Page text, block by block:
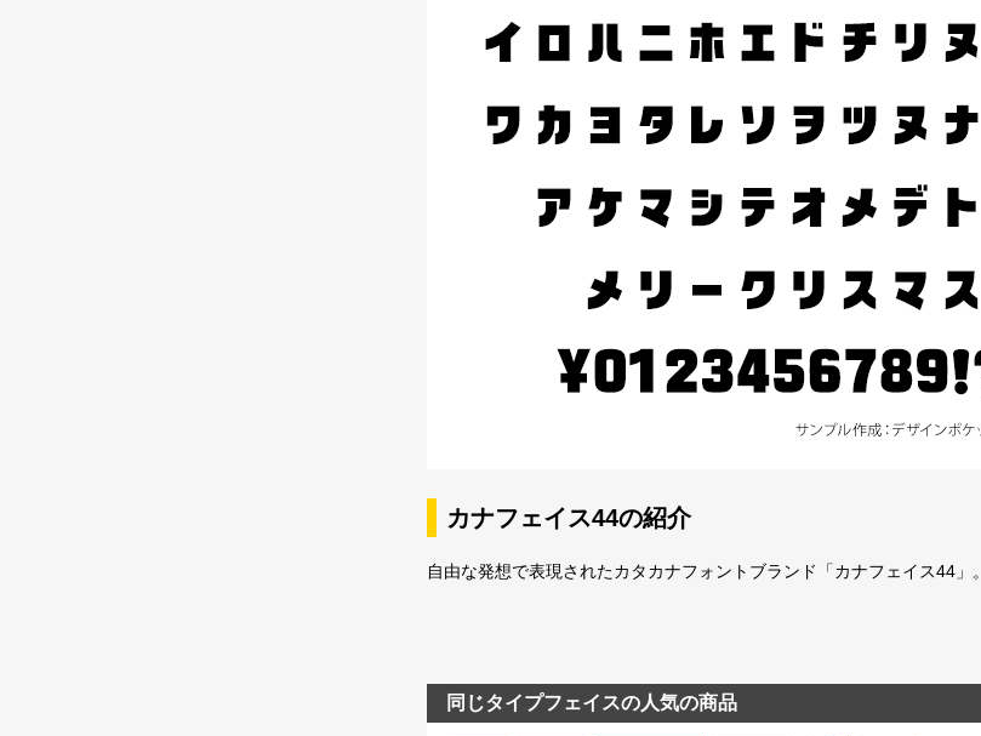
カナフェイス44の紹介
自由な発想で表現されたカタカナフォントブランド「カナフェイス44」。
同じタイプフェイスの人気の商品